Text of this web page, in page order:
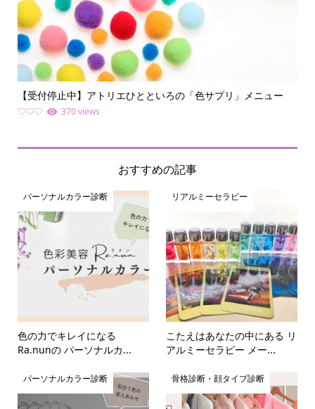
【受付停止中】アトリエひとといろの「色サプリ」メニュー
♡♡♡ 370 views
おすすめの記事
パーソナルカラー診断
色の力でキレイになる
Ra.nunの パーソナルカ...
リアルミーセラピー
こたえはあなたの中にある リ
アルミーセラピー メー...
パーソナルカラー診断 骨格診断・顔タイプ診断